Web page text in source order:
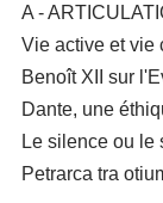
A -
Vie active et vie
Benoît XII sur
Dante, une
Le silence ou le
Petrarca tra